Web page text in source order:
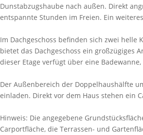
Dunstabzugshaube nach außen. Direkt
entspannte Stunden im Freien. Ein
Im Dachgeschoss befinden sich zwei
bietet das Dachgeschoss ein großzügiges
dieser Etage verfügt über eine
Der Außenbereich der Doppelhaushälfte
einladen. Direkt vor dem Haus stehen ein
Hinweis: Die angegebene
Carportfläche, die Terrassen- und